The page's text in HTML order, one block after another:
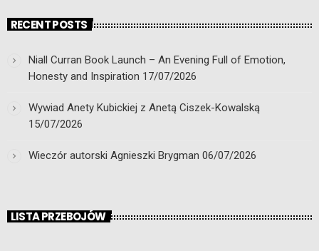
RECENT POSTS
Niall Curran Book Launch – An Evening Full of Emotion,
Honesty and Inspiration 17/07/2026
Wywiad Anety Kubickiej z Anetą Ciszek-Kowalską
15/07/2026
Wieczór autorski Agnieszki Brygman 06/07/2026
LISTA PRZEBOJÓW